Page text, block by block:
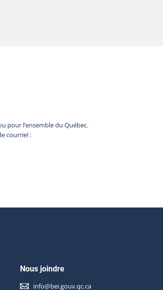
pour l’ensemble du Québec.
courriel :
Nous joindre
info@bei.gouv.qc.ca